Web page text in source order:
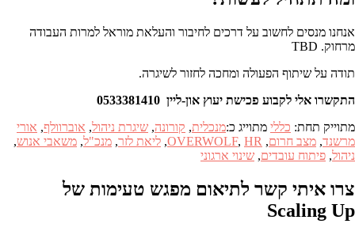
אנחנו מנסים לחשוב על דרכים לחיבור והעלאת מוראל למרות העבודה
מרחוק. TBD
תודה על שיתוף הפעולה ומחכה לחזור לשיגרה.
התקשרו אלי לקבוע פכישת יעוץ און-ליין 0533381410
מתוייק תחת: כללי מתוייג כ:מנכלית, קורונה, שיגרת ניהול, אוברוולף, אורי
מרשנד, מצב חרום,
OVERWOLF, HR
, ליאת לזר, מנכ"ל, משאבי אנוש,
ניהול, פיתוח עובדים, שינוי ארגוני
צרו איתי קשר לתיאום מפגש טעימות של
Scaling Up